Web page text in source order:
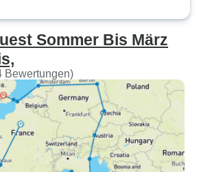
Sommer Bis März
Bewertungen)